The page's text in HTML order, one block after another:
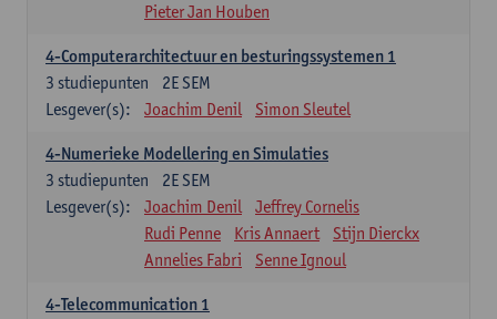
Pieter Jan Houben
4-Computerarchitectuur en besturingssystemen 1
2E SEM
3 studiepunten
Lesgever(s):
Joachim Denil Simon Sleutel
4-Numerieke Modellering en Simulaties
2E SEM
3 studiepunten
Lesgever(s):
Joachim Denil
Jeffrey Cornelis
Rudi Penne
Kris Annaert
Stijn Dierckx
Annelies Fabri
Senne Ignoul
4-Telecommunication 1